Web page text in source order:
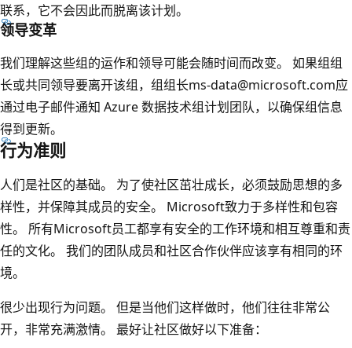
联系，它不会因此而脱离该计划。
领导变革
我们理解这些组的运作和领导可能会随时间而改变。 如果组组
长或共同领导要离开该组，组组长ms-data@microsoft.com应
通过电子邮件通知 Azure 数据技术组计划团队，以确保组信息
得到更新。
行为准则
人们是社区的基础。 为了使社区茁壮成长，必须鼓励思想的多
样性，并保障其成员的安全。 Microsoft致力于多样性和包容
性。 所有Microsoft员工都享有安全的工作环境和相互尊重和责
任的文化。 我们的团队成员和社区合作伙伴应该享有相同的环
境。
很少出现行为问题。 但是当他们这样做时，他们往往非常公
开，非常充满激情。 最好让社区做好以下准备：